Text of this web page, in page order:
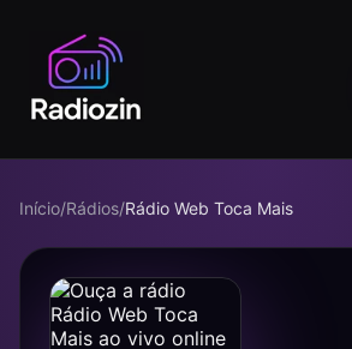
Início/Rádios/Rádio Web Toca Mais